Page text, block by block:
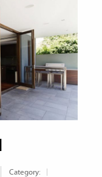
Category: